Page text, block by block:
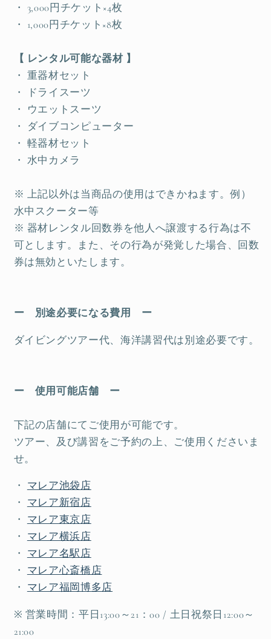
・ 3,000円チケット×4枚
・ 1,000円チケット×8枚
【 レンタル可能な器材 】
・ 重器材セット
・ ドライスーツ
・ ウエットスーツ
・ ダイブコンピューター
・ 軽器材セット
・ 水中カメラ
※ 上記以外は当商品の使用はできかねます。例）
水中スクーター等
※ 器材レンタル回数券を他人へ譲渡する行為は不
可とします。また、その行為が発覚した場合、回数
券は無効といたします。
ー 別途必要になる費用 ー
ダイビングツアー代、海洋講習代は別途必要です。
ー 使用可能店舗 ー
下記の店舗にてご使用が可能です。
ツアー、及び講習をご予約の上、ご使用くださいま
せ。
・ マレア池袋店
・ マレア新宿店
・ マレア東京店
・ マレア横浜店
・ マレア名駅店
・ マレア心斎橋店
・ マレア福岡博多店
※ 営業時間：平日 13:00 ～21：00 / 土日祝祭日 12:00～
21:00